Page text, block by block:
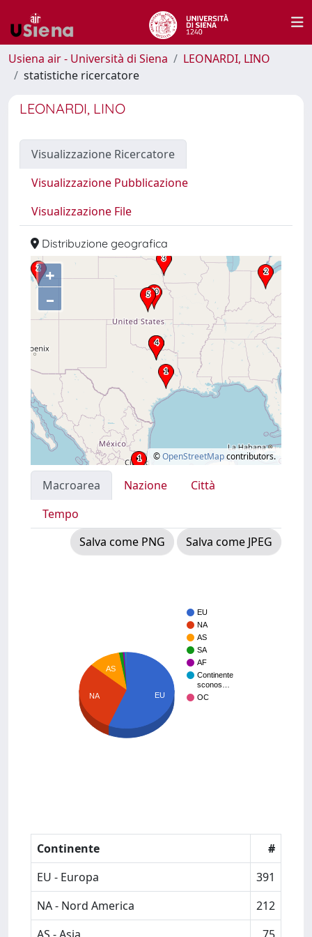
Usiena air - Università di Siena
LEONARDI, LINO
statistiche ricercatore
LEONARDI, LINO
Visualizzazione Ricercatore
Visualizzazione Pubblicazione
Visualizzazione File
Distribuzione geografica
+
–
©OpenStreetMapcontributors.
Macroarea Nazione
Città
Tempo
Salva come PNG
Salva come JPEG
EU
NA
AS
SA
AF
Continente
sconos…
OC
AS
NA EU
Continente
#
EU - Europa
391
NA - Nord America
212